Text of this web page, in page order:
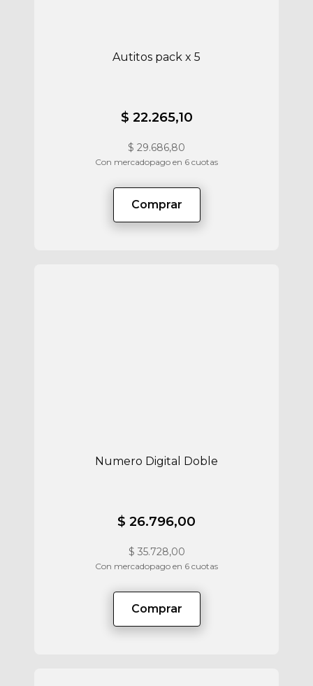
Autitos pack x 5
$ 22.265,10
$ 29.686,80
Con mercadopago en 6 cuotas
Comprar
Numero Digital Doble
$ 26.796,00
$ 35.728,00
Con mercadopago en 6 cuotas
Comprar